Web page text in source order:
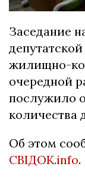
Заседание
жилищно-
очередной
послужило
количества
Об этом
СВІДОК.info.